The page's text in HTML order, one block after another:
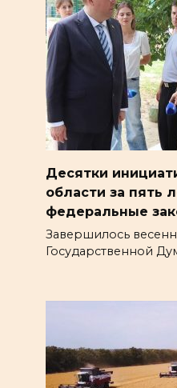
Десятки
области за пять
федеральные
Завершилось
Государственной